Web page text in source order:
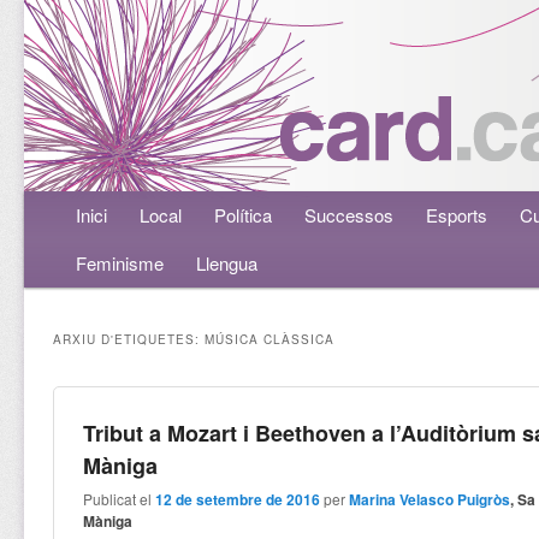
Menú principalAneu al contingut principal
Aneu al contingut secundari
Inici Local Política Successos Esports
Feminisme
Llengua
ARXIU D'ETIQUETES:MÚSICA CLÀSSICA
Tribut a Mozart i Beethoven a l’Auditòrium
Màniga
Publicat el12 de setembre de 2016 perMarina Velasco Puigròs, Sa
Màniga